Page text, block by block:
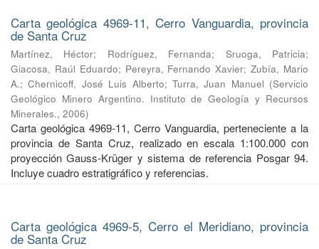
Carta geológica 4969-11, Cerro Vanguardia, provincia
de Santa Cruz
Martínez, Héctor; Rodríguez, Fernanda; Sruoga, Patricia;
Giacosa, Raúl Eduardo; Pereyra, Fernando Xavier;Zubía, Mario
A.;Chernicoff, José Luis Alberto; Turra, Juan Manuel (Servicio
Geológico Minero Argentino. Instituto de Geología y Recursos
Minerales., 2006)
Carta geológica 4969-11, Cerro Vanguardia, perteneciente a la
provincia de Santa Cruz, realizado en escala 1:100.000 con
proyección Gauss-Krüger y sistema de referencia Posgar 94.
Incluye cuadro estratigráfico y referencias.
Carta geológica 4969-5, Cerro el Meridiano, provincia
de Santa Cruz